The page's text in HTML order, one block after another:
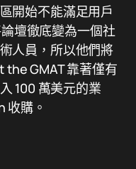
開始不能滿足用戶
壇徹底變為一個社
人員，所以他們將
the GMAT 靠著僅有
100 萬美元的業
收購。